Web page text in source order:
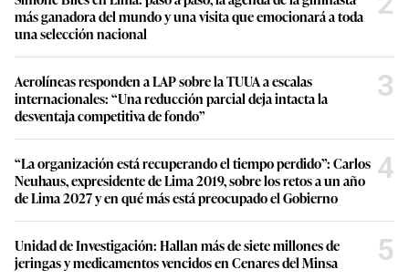
más ganadora del mundo y una visita que emocionará a toda
una selección nacional
Aerolíneas responden a LAP sobre la TUUA a escalas
internacionales: “Una reducción parcial deja intacta la
desventaja competitiva de fondo”
3
“La organización está recuperando el tiempo perdido”: Carlos
Neuhaus, expresidente de Lima 2019, sobre los retos a un año
de Lima 2027 y en qué más está preocupado el Gobierno
4
Unidad de Investigación: Hallan más de siete millones de
jeringas y medicamentos vencidos en Cenares del Minsa
5